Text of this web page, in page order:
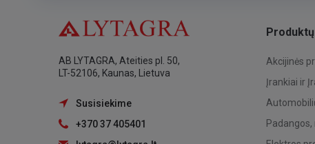
AB LYTAGRA, Ateities pl. 50,
LT-52106, Kaunas, Lietuva
Susisiekime
+370 37 405401
Akcijinės
Įrankiai ir